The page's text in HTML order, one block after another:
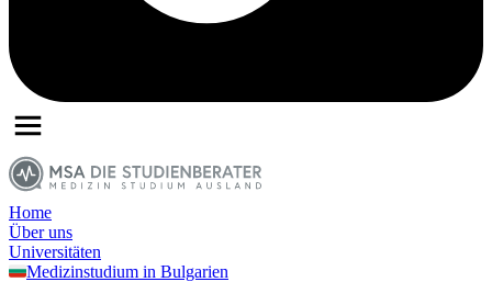
Home
Über uns
Universitäten
Medizinstudium in Bulgarien